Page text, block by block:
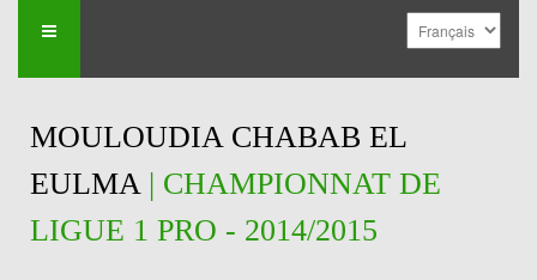
MOULOUDIA CHABAB EL
EULMA| CHAMPIONNAT DE
LIGUE 1 PRO - 2014/2015